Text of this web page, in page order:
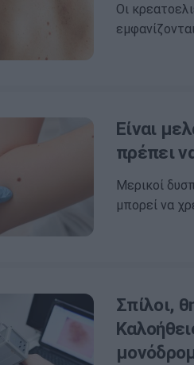
Οι
Είναι
πρέπει
Μερικοί
μπορεί να
Σπίλοι,